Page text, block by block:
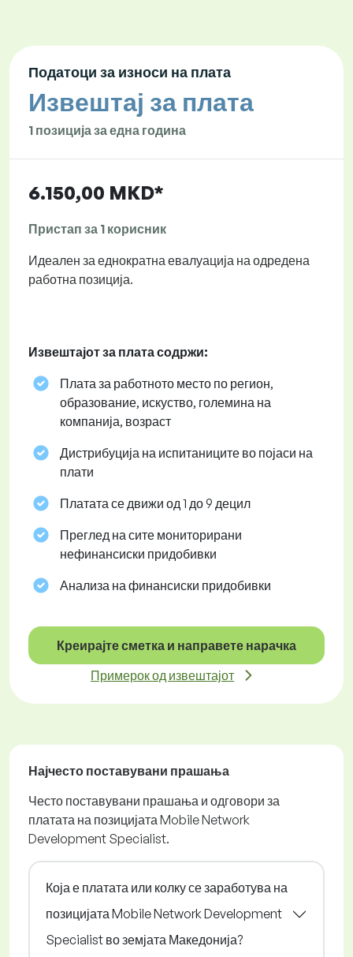
Податоци за износи на плата
Извештај за плата
1 позиција за една година
6.150,00 MKD*
Пристап за 1 корисник
Идеален за еднократна евалуација на одредена
работна позиција.
Извештајот за плата содржи:
Плата за работното место по регион,
образование, искуство, големина на
компанија, возраст
Дистрибуција на испитаниците во појаси на
плати
Платата се движи од 1 до 9 децил
Преглед на сите мониторирани
нефинансиски придобивки
Анализа на финансиски придобивки
Креирајте сметка и направете нарачка
Примерок од извештајот
Најчесто поставувани прашања
Често поставувани прашања и одговори за
платата на позицијата Mobile Network
Development Specialist.
Која е платата или колку се заработува на
позицијата Mobile Network Development
Specialist во земјата Македонија?